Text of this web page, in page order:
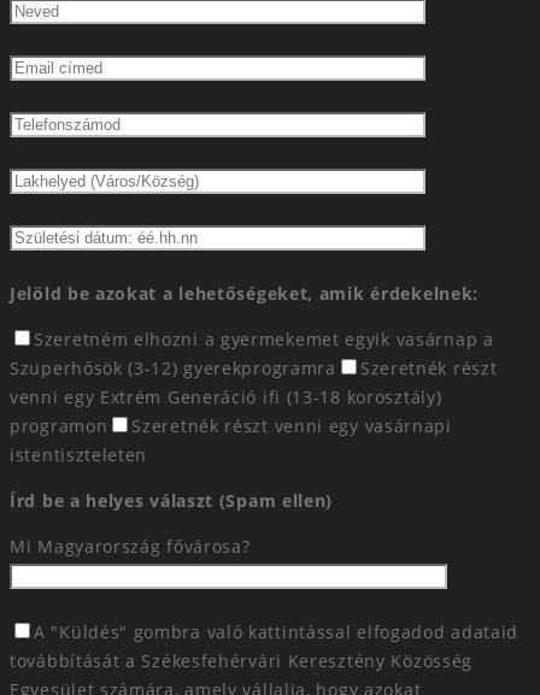
Jelöld be azokat a lehetőségeket, amik érdekelnek:
Szeretném elhozni a gyermekemet egyik vasárnap a
Szuperhősök (3-12) gyerekprogramra
Szeretnék részt
venni egy Extrém Generáció ifi (13-18 korosztály)
programon
Szeretnék részt venni egy vasárnapi
istentiszteleten
Írd be a helyes választ (Spam ellen)
Mi Magyarország fővárosa?
A "Küldés" gombra való kattintással elfogadod adataid
továbbítását a Székesfehérvári Keresztény Közösség
Egyesület számára, amely vállalja, hogy azokat